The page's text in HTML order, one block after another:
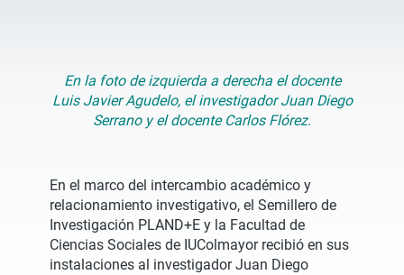
En la foto de izquierda a derecha el docente
Luis Javier Agudelo, el investigador Juan Diego
Serrano y el docente Carlos Flórez.
En el marco del intercambio académico y
relacionamiento investigativo, el Semillero de
Investigación PLAND+E y la Facultad de
Ciencias Sociales de IUColmayor recibió en sus
instalaciones al investigador Juan Diego